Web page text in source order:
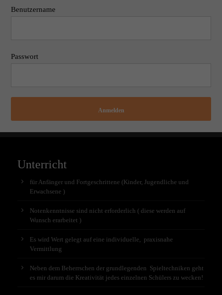
Benutzername
Passwort
Anmelden
Unterricht
für Anfänger und Fortgeschrittene (Kinder, Jugendliche und
Erwachsene )
Notenkenntnisse sind nicht erforderlich ( diese werden auf
Wunsch erarbeitet )
Es wird Wert gelegt auf eine individuelle, praxisnahe
Vermittlung
Neben dem Beherrschen der grundlegenden Spieltechniken geht
es mir darum die Kreativität jedes einzelnen Schülers zu wecken!